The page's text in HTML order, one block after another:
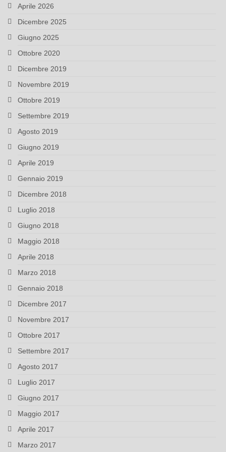
Aprile 2026
Dicembre 2025
Giugno 2025
Ottobre 2020
Dicembre 2019
Novembre 2019
Ottobre 2019
Settembre 2019
Agosto 2019
Giugno 2019
Aprile 2019
Gennaio 2019
Dicembre 2018
Luglio 2018
Giugno 2018
Maggio 2018
Aprile 2018
Marzo 2018
Gennaio 2018
Dicembre 2017
Novembre 2017
Ottobre 2017
Settembre 2017
Agosto 2017
Luglio 2017
Giugno 2017
Maggio 2017
Aprile 2017
Marzo 2017